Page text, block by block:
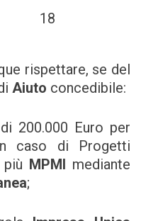
18
rispettare, se del
Aiuto concedibile:
200.000 Euro per
caso di Progetti
MPMI mediante
;